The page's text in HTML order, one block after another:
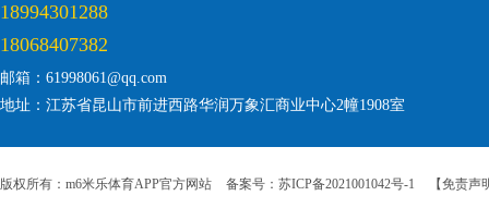
18994301288
18068407382
邮箱：61998061@qq.com
地址：江苏省昆山市前进西路华润万象汇商业中心2幢1908室
版权所有：m6米乐体育APP官方网站 备案号：苏ICP备2021001042号-1 【免责声